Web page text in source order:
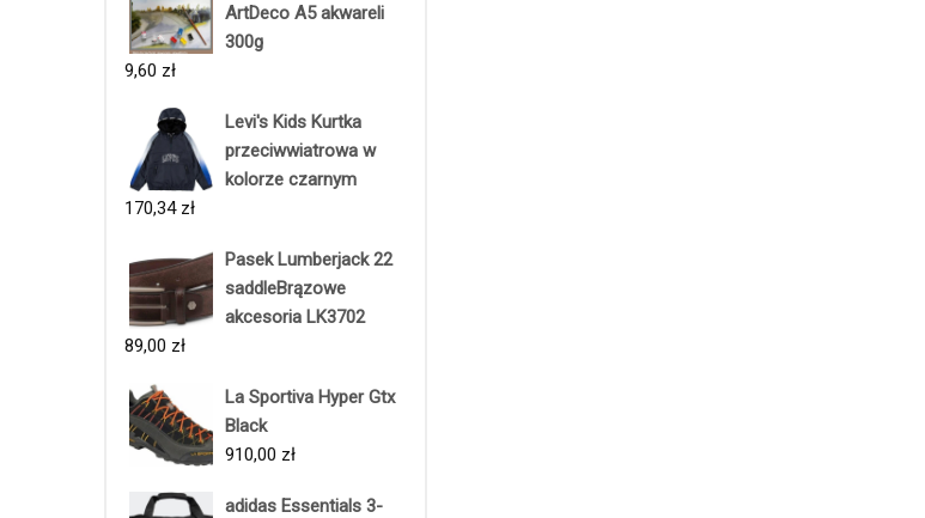
ArtDeco A5 akwareli
300g
9,60 zł
Levi's Kids Kurtka
przeciwwiatrowa w
kolorze czarnym
170,34 zł
Pasek Lumberjack 22
saddleBrązowe
akcesoria LK3702
89,00 zł
La Sportiva Hyper Gtx
Black
910,00 zł
adidas Essentials 3-